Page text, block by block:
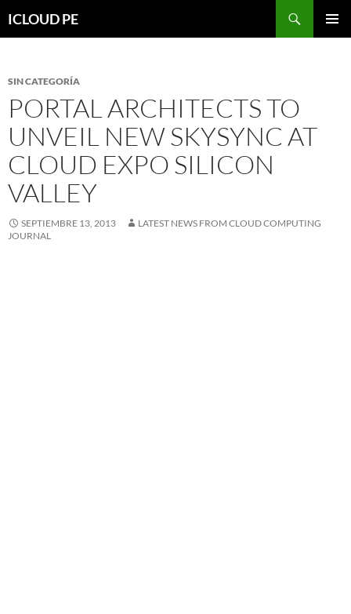
hacia
ICLOUD PE
SIN CATEGORÍA
PORTAL ARCHITECTS TO
UNVEIL NEW SKYSYNC AT
CLOUD EXPO SILICON
VALLEY
SEPTIEMBRE 13, 2013
LATEST NEWS FROM CLOUD COMPUTING
JOURNAL